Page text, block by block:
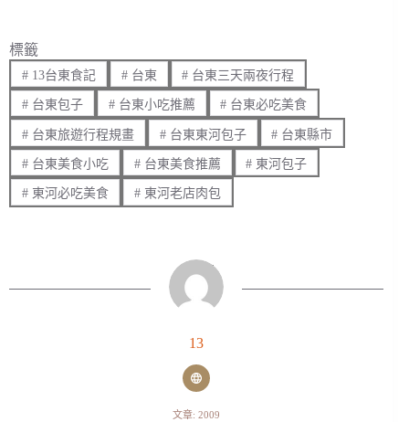
標籤
#13台東食記 #台東 # 台東三天兩夜行程
#台東包子 #台東小吃推薦 # 台東必吃美食
#台東旅遊行程規畫 #台東東河包子 # 台東縣市
#台東美食小吃 #台東美食推薦 # 東河包子
#東河必吃美食 #東河老店肉包
13
文章: 2009